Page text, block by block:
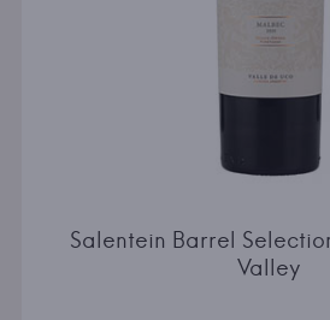
Salentein Barrel
Valley